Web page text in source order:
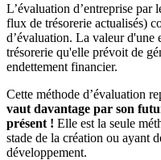
L’évaluation d’entreprise
flux de trésorerie actualisés)
d’évaluation. La valeur d'une
trésorerie qu'elle prévoit de
endettement financier.
Cette méthode d’évaluation
vaut davantage par son
présent ! Elle est la seule
stade de la création ou ayant
développement.